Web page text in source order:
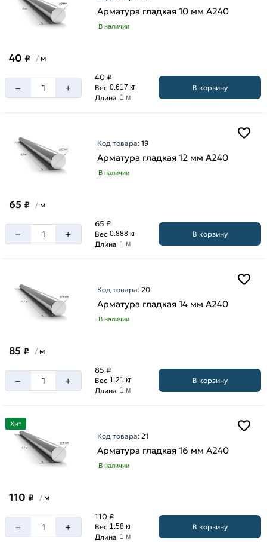
Класс
А240
Арматура гладкая 10 мм A240
В наличии
40 ₽ / м
– +
40 ₽
Вес 0.617 кг
Длина 1 м
В корзину
Код товара:19
Арматура гладкая 12 мм A240
В наличии
65 ₽ / м
– +
65 ₽
Вес 0.888 кг
Длина 1 м
В корзину
Код товара: 20
Арматура гладкая 14 мм A240
В наличии
85 ₽ / м
– +
85 ₽
Вес 1.21 кг
Длина 1 м
В корзину
Хит
Код товара: 21
Арматура гладкая 16 мм A240
В наличии
110 ₽ / м
– +
110 ₽
Вес 1.58 кг
Длина 1 м
В корзину